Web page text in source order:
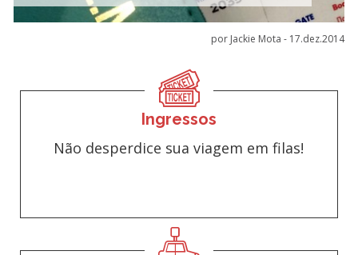
por Jackie Mota - 17.dez.2014
Ingressos
Não desperdice sua viagem em filas!